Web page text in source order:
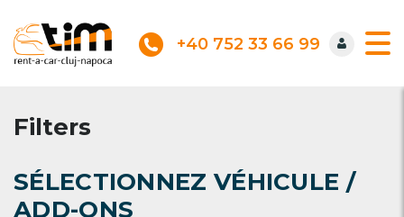
+40 752 33 66 99
Filters
SÉLECTIONNEZ VÉHICULE /
ADD-ONS